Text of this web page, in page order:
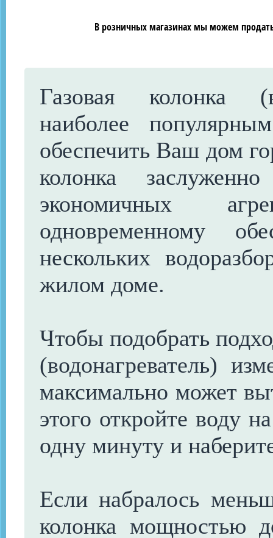
В розничных магазинах мы можем
Газовая колонка
наиболее
обеспечить Ваш дом
колонка
экономичных
одновременному
нескольких
жилом доме.
Чтобы подобрать
(водонагреватель)
максимально может
этого откройте воду
одну минуту и
Если набралось
колонка мощностью